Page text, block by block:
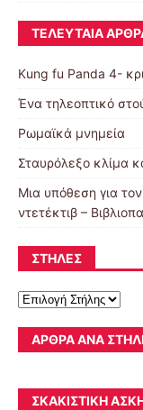
ΤΕΛΕΥΤΑΊΑ
Kung fu Panda 4-
Ένα τηλεοπτικό
Ρωμαϊκά μνημεία
Σταυρόλεξο κλίμα
Μια υπόθεση για
ντετέκτιβ –
ΣΤΉΛΕΣ
ΆΡΘΡΑ ΑΝΆ
ΣΚΑΚΙΣΤΙΚΉ